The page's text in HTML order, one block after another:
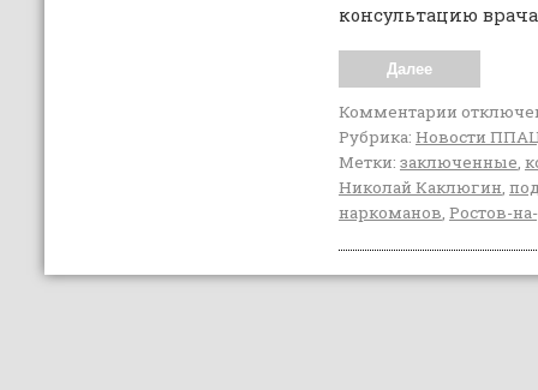
консультацию
Далее
Комментарии
Рубрика: Новости
Метки: заключенные,
Николай Каклюгин,
наркоманов, Ростов-